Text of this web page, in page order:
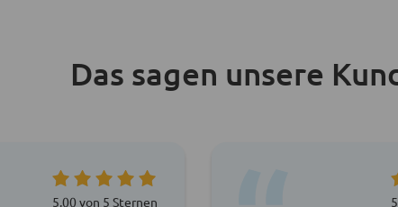
Das sagen unsere
5,00 von 5 Sternen